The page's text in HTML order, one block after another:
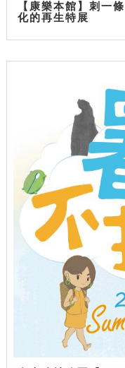
【康樂本館】刺一
化的再生特展